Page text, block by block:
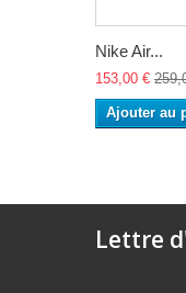
Nike Air...
153,00 €
Ajouter au
Lettre